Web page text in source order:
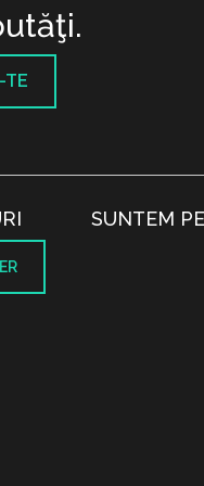
TE
SUNTEM